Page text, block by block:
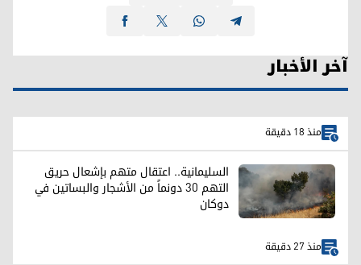
آخر الأخبار
منذ 18 دقيقة
السليمانية.. اعتقال متهم بإشعال حريق
التهم 30 دونماً من الأشجار والبساتين في
دوكان
منذ 27 دقيقة